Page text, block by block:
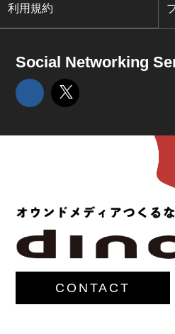
利用規約
Social Networking
CONTACT